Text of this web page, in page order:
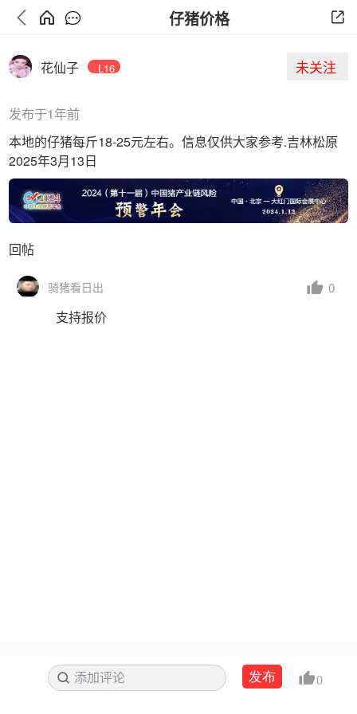
仔猪价格
花仙子 L16 未关注
发布于1年前
本地的仔猪每斤18-25元左右。信息仅供大家参考.吉林松原
2025年3月13日
回帖
骑猪看日出 0
支持报价
添加评论 搜索发布 0